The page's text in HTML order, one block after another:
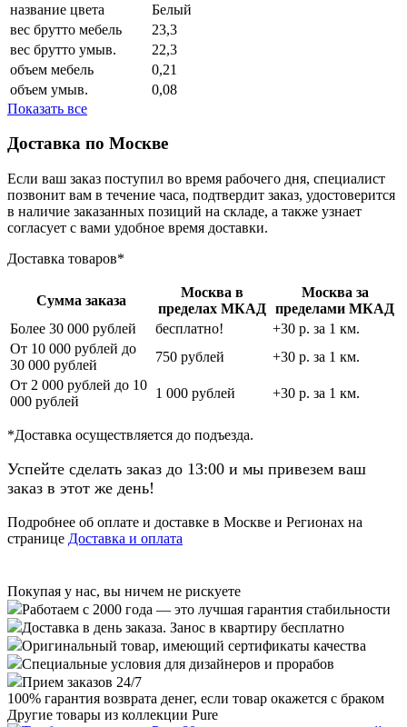
название цвета
Белый
вес брутто мебель
23,3
вес брутто умыв.
22,3
объем мебель
0,21
объем умыв.
0,08
Показать все
Доставка по Москве
Если ваш заказ поступил во время рабочего дня, специалист
позвонит вам в течение часа, подтвердит заказ, удостоверится
в наличие заказанных позиций на складе, а также узнает
согласует с вами удобное время доставки.
Доставка товаров*
Сумма заказа
Москва в
пределах МКАД
Москва за
пределами МКАД
Более 30 000 рублей
бесплатно!
+30 р. за 1 км.
От 10 000 рублей до
30 000 рублей
750 рублей
+30 р. за 1 км.
От 2 000 рублей до 10
000 рублей
1 000 рублей +30 р. за 1 км.
*Доставка осуществляется до подъезда.
Успейте сделать заказ до 13:00 и мы привезем ваш
заказ в этот же день!
Подробнее об оплате и доставке в Москве и Регионах на
странице Доставка и оплата
Покупая у нас, вы ничем не рискуете
Работаем с 2000 года — это лучшая гарантия стабильности
Доставка в день заказа. Занос в квартиру бесплатно
Оригинальный товар, имеющий сертификаты качества
Специальные условия для дизайнеров и прорабов
Прием заказов 24/7
100% гарантия возврата денег, если товар окажется с браком
Другие товары из коллекции Pure